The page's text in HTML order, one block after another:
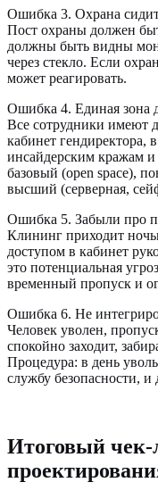
Ошибка 3. Охрана сидит
Пост охраны должен
должны быть видны
через стекло. Если
может реагировать.
Ошибка 4. Единая зона
Все сотрудники имеют
кабинет гендиректора,
инсайдерским кражам
базовый (open space),
высший (серверная,
Ошибка 5. Забыли про
Клининг приходит
доступом в кабинет
это потенциальная
временный пропуск и
Ошибка 6. Не
Человек уволен,
спокойно заходит,
Процедура: в день
службу безопасности, и
Итоговый чек-